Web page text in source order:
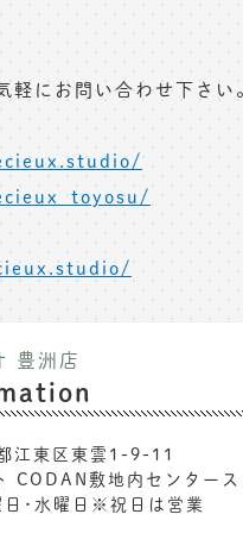
軽にお問い合わせ下さい
豊洲店
江東区東雲1-9-11
CODAN敷地内センター
･水曜日※祝日は営業